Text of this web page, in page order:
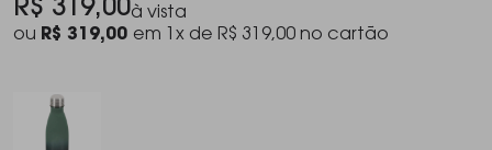
R$ 319,00à vista
ou R$ 319,00 em 1x de R$ 319,00 no cartão